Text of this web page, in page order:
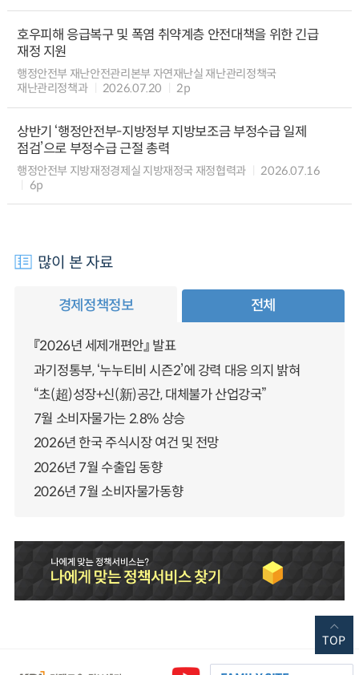
호우피해 응급복구 및 폭염 취약계층 안전대책을 위한 긴급
재정 지원
행정안전부 재난안전관리본부 자연재난실 재난관리정책국
재난관리정책과
2026.07.20 2p
상반기 ‘행정안전부-지방정부 지방보조금 부정수급 일제
점검’으로 부정수급 근절 총력
행정안전부 지방재정경제실 지방재정국 재정협력과
2026.07.16
6p
많이 본 자료
경제정책정보 전체
『2026년 세제개편안』 발표
과기정통부, ‘누누티비 시즌2’에 강력 대응 의지 밝혀
“초(超)성장+신(新)공간, 대체불가 산업강국”
7월 소비자물가는 2.8% 상승
2026년 한국 주식시장 여건 및 전망
2026년 7월 수출입 동향
2026년 7월 소비자물가동향
TOP